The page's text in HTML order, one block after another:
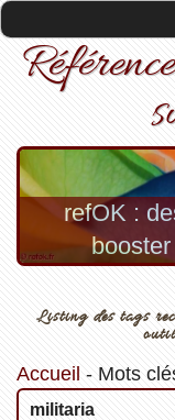
refOK :
Listing des tags
Accueil - Mots
militaria